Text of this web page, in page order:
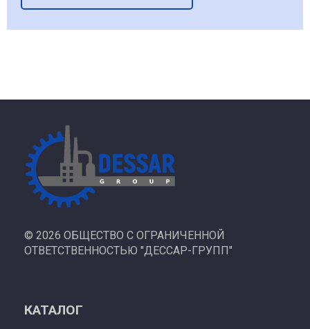
© 2026 ОБЩЕСТВО С ОГРАНИЧЕННОЙ
ОТВЕТСТВЕННОСТЬЮ "ДЕССАР-ГРУПП"
КАТАЛОГ